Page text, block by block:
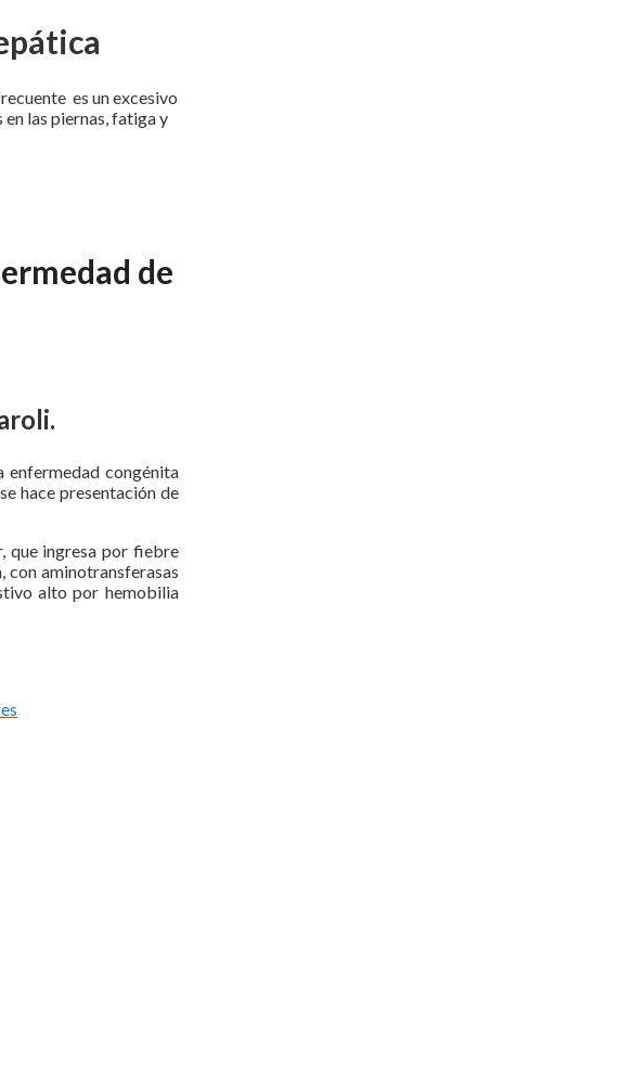
es un excesivo
las piernas, fatiga y
de
enfermedad congénita
hace presentación de
que ingresa por fiebre
con aminotransferasas
alto por hemobilia